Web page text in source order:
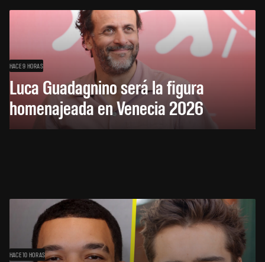
HACE 9 HORAS
Luca Guadagnino será la figura
homenajeada en Venecia 2026
HACE 10 HORAS